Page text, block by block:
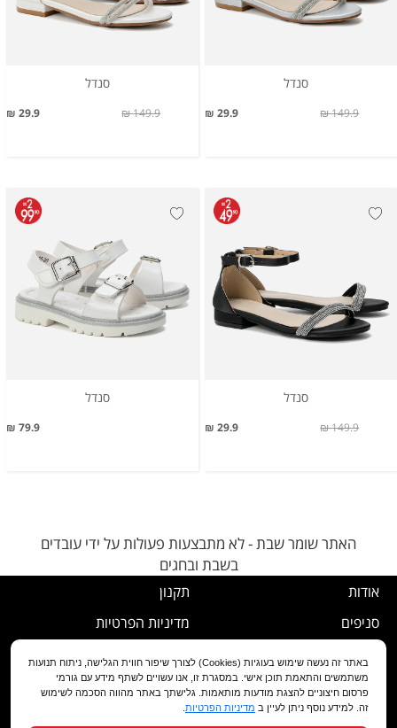
סנדל
29.9 ₪ 149.9 ₪
סנדל
29.9 ₪ 149.9 ₪
סנדל
29.9 ₪ 149.9 ₪
סנדל
79.9 ₪
האתר שומר שבת - לא מתבצעות פעולות על ידי עובדים
בשבת ובחגים
אודות
סניפים
שירות לקוחות
מועדון לקוחות
תקנון
מדיניות הפרטיות
נוהל ביטול עסקה
מדיניות החלפה/החזרה/ביטול
הצהרת נגישות
באתר זה נעשה שימוש בעוגיות (Cookies) לצורך שיפור חווית הגלישה, ניתוח תנועות
משתמשים והתאמת תוכן אישי. במסגרת זו, אנו עשויים לשתף מידע עם גורמי
פרסום חיצוניים להצגת מודעות מותאמות. גלישתך באתר מהווה הסכמה לשימוש
זה. למידע נוסף ניתן לעיין ב מדיניות הפרטיות